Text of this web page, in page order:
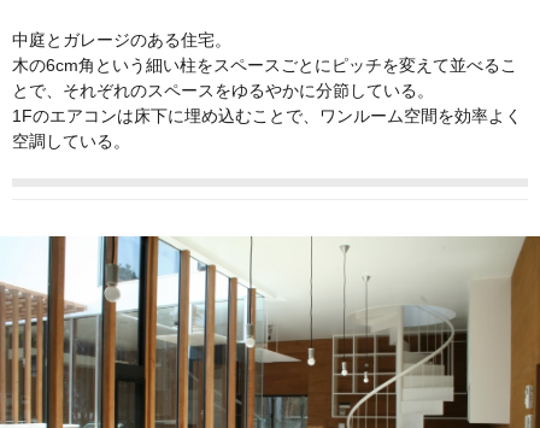
中庭とガレージのある住宅。
木の6cm角という細い柱をスペースごとにピッチを変えて並べるこ
とで、それぞれのスペースをゆるやかに分節している。
1Fのエアコンは床下に埋め込むことで、ワンルーム空間を効率よく
空調している。